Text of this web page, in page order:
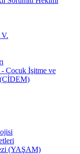
- Çocuk İşitme ve
(YAŞAM)